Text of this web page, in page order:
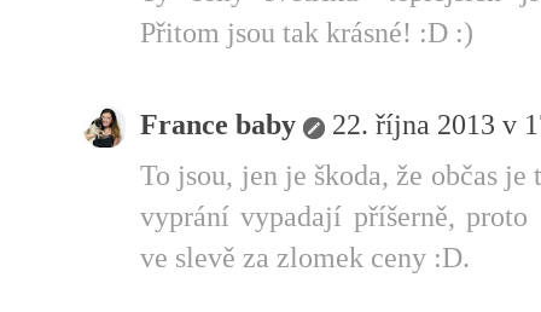
Přitom jsou tak krásné! :D :)
France baby
22. října 2013 v
To jsou, jen je škoda, že občas
vyprání vypadají příšerně,
ve slevě za zlomek ceny :D.